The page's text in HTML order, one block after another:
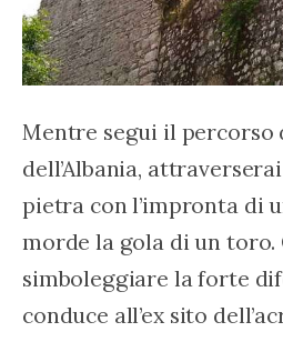
Mentre segui il percorso
dell’Albania,
pietra con l’impronta di
morde la gola di un toro.
simboleggiare la forte
conduce all’ex sito